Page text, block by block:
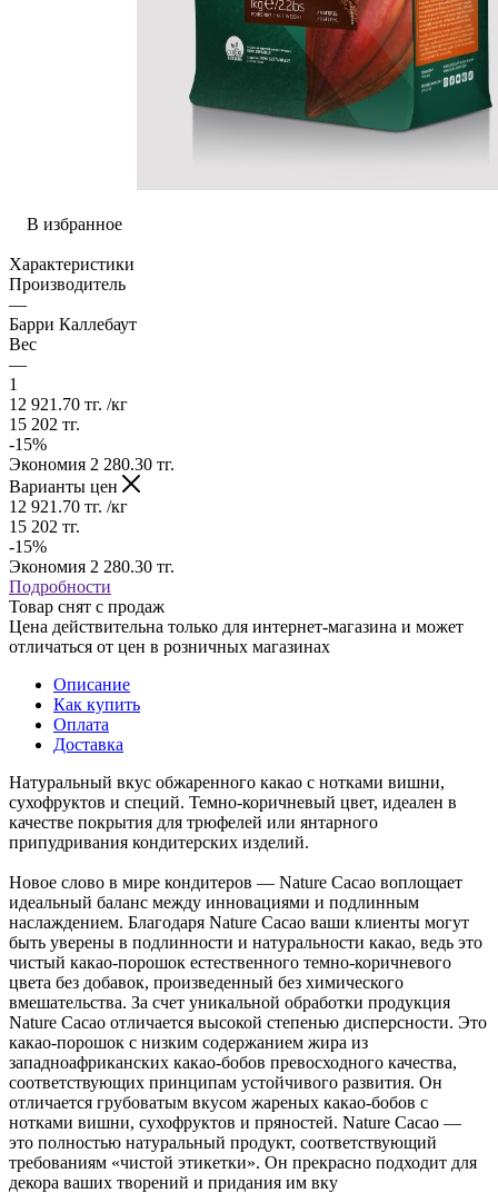
В избранное
Характеристики
Производитель
—
Барри Каллебаут
Вес
—
1
12 921.70 тг. /кг
15 202 тг.
-15%
Экономия 2 280.30 тг.
Варианты цен
12 921.70 тг. /кг
15 202 тг.
-15%
Экономия 2 280.30 тг.
Подробности
Товар снят с продаж
Цена действительна только для интернет-магазина и может
отличаться от цен в розничных магазинах
Описание
Как купить
Оплата
Доставка
Натуральный вкус обжаренного какао c нотками вишни,
сухофруктов и специй. Темно-коричневый цвет, идеален в
качестве покрытия для трюфелей или янтарного
припудривания кондитерских изделий.
Новое слово в мире кондитеров — Nature Cacao воплощает
идеальный баланс между инновациями и подлинным
наслаждением. Благодаря Nature Cacao ваши клиенты могут
быть уверены в подлинности и натуральности какао, ведь это
чистый какао-порошок естественного темно-коричневого
цвета без добавок, произведенный без химического
вмешательства. За счет уникальной обработки продукция
Nature Cacao отличается высокой степенью дисперсности. Это
какао-порошок с низким содержанием жира из
западноафриканских какао-бобов превосходного качества,
соответствующих принципам устойчивого развития. Он
отличается грубоватым вкусом жареных какао-бобов с
нотками вишни, сухофруктов и пряностей. Nature Cacao —
это полностью натуральный продукт, соответствующий
требованиям «чистой этикетки». Он прекрасно подходит для
декора ваших творений и придания им вку